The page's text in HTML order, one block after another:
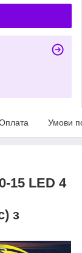
Умови
15 LED 4
з